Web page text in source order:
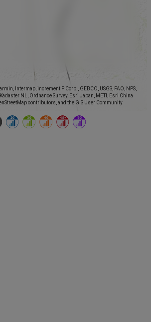
Intermap, increment P Corp., GEBCO, USGS, FAO, NPS,
NL, Ordnance Survey, Esri Japan, METI, Esri China
contributors, and the GIS User Community